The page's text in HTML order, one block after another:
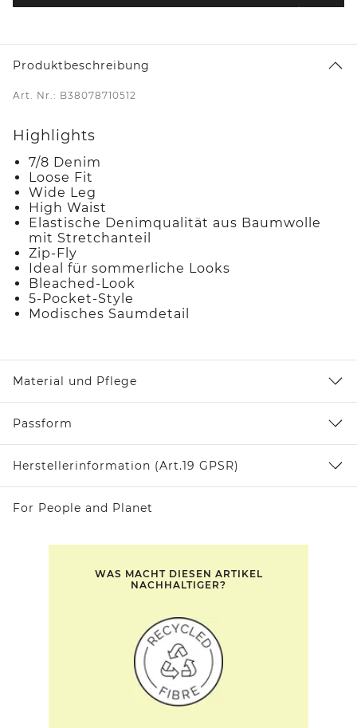
Produktbeschreibung
Art. Nr.: B38078710512
Highlights
7/8 Denim
Loose Fit
Wide Leg
High Waist
Elastische Denimqualität aus Baumwolle
mit Stretchanteil
Zip-Fly
Ideal für sommerliche Looks
Bleached-Look
5-Pocket-Style
Modisches Saumdetail
Material und Pflege
Passform
Herstellerinformation (Art.19 GPSR)
For People and Planet
WAS MACHT DIESEN ARTIKEL
NACHHALTIGER?